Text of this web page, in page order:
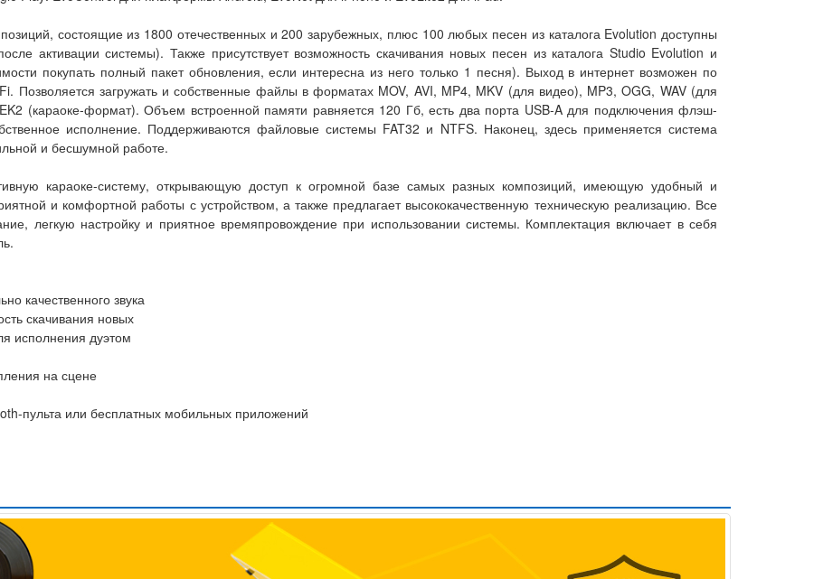
состоящие из 1800 отечественных и 200 зарубежных, плюс 100 любых песен из каталога Evolution доступны
активации системы). Также присутствует возможность скачивания новых песен из каталога Studio Evolution и
покупать полный пакет обновления, если интересна из него только 1 песня). Выход в интернет возможен по
загружать и собственные файлы в форматах MOV, AVI, MP4, MKV (для видео), MP3, OGG, WAV (для
(караоке-формат). Объем встроенной памяти равняется 120 Гб, есть два порта USB-A для подключения флэш-
исполнение. Поддерживаются файловые системы FAT32 и NTFS. Наконец, здесь применяется система
и бесшумной работе.
караоке-систему, открывающую доступ к огромной базе самых разных композиций, имеющую удобный и
и комфортной работы с устройством, а также предлагает высококачественную техническую реализацию. Все
легкую настройку и приятное времяпровождение при использовании системы. Комплектация включает в себя
качественного звука
скачивания новых
исполнения дуэтом
на сцене
пульта или бесплатных мобильных приложений